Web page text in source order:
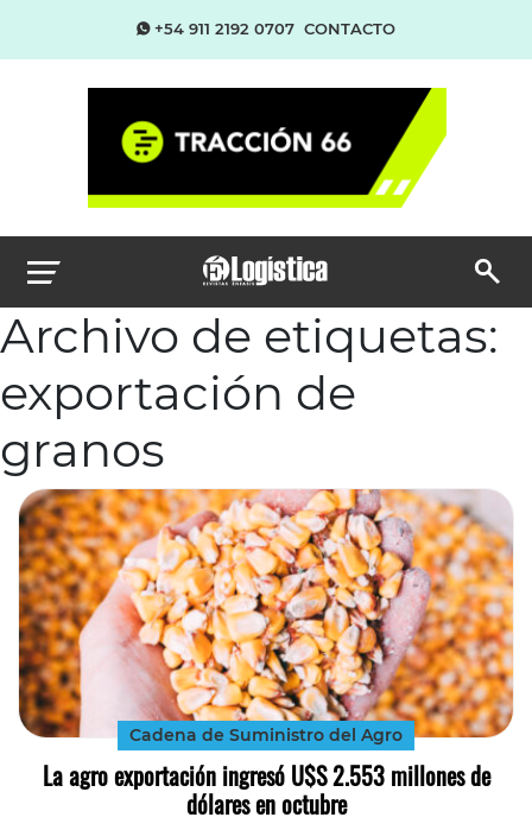
+54 911 2192 0707 CONTACTO
Archivo de etiquetas:
exportación de
granos
Cadena de Suministro del Agro
La agro exportación ingresó U$S 2.553 millones de
dólares en octubre